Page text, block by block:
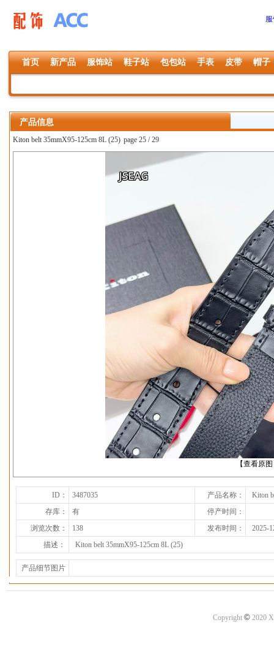
首页 新产品 服饰站 鞋子站 包包站 手表 皮带 帽子
产品信息
Kiton belt 35mmX95-125cm 8L (25) page 25 / 29
【查看原
下一张
ID： 3487035 产品名称：
Kiton
存库：
有
停产时间：
浏览次数：
138 发布时间：
2025-
描述：
Kiton belt 35mmX95-125cm 8L (25)
产品细节图片
Copyright ©2020